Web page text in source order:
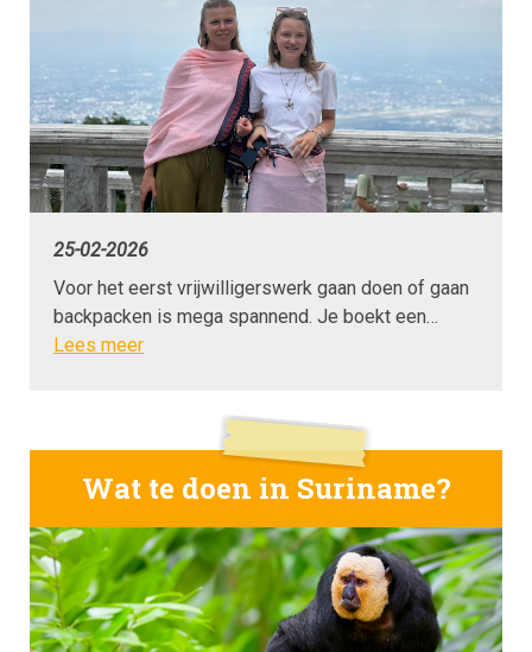
25-02-2026
Voor het eerst vrijwilligerswerk gaan doen of gaan
backpacken is mega spannend. Je boekt een…
Lees meer
Wat te doen in Suriname?